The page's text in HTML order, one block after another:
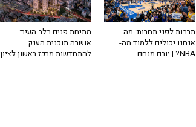
מתיחת פנים בלב העיר:
אושרה תוכנית הענק
להתחדשות מרכז ראשון לציון
תרבות לפני תחרות: מה
אנחנו יכולים ללמוד מה-
NBA? | יורם מנחם